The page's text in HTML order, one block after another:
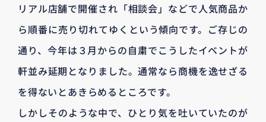
リアル店舗で開催され「相談会」などで人気商品か
ら順番に売り切れてゆくという傾向です。ご存じの
通り、今年は３月からの自粛でこうしたイベントが
軒並み延期となりました。通常なら商機を逸せざる
を得ないとあきらめるところです。
しかしそのような中で、ひとり気を吐いていたのが